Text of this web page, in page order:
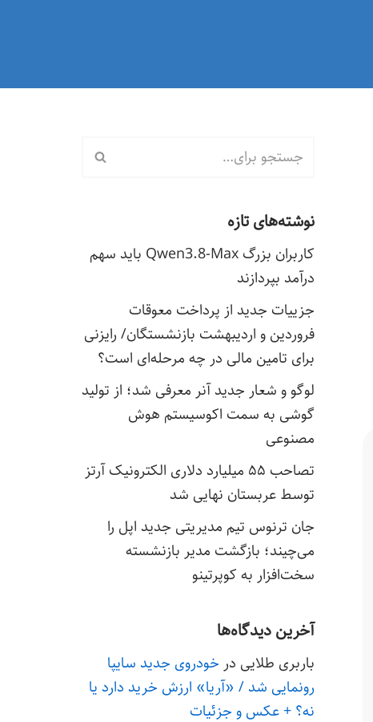
نوشته‌های تازه
کاربران بزرگ Qwen3.8-Max باید سهم
درآمد بپردازند
جزییات جدید از پرداخت معوقات
فروردین و اردیبهشت بازنشستگان/ رایزنی
برای تامین مالی در چه مرحله‌ای است؟
لوگو و شعار جدید آنر معرفی شد؛ از تولید
گوشی به سمت اکوسیستم هوش
مصنوعی
تصاحب ۵۵ میلیارد دلاری الکترونیک آرتز
توسط عربستان نهایی شد
جان ترنوس تیم مدیریتی جدید اپل را
می‌چیند؛ بازگشت مدیر بازنشسته
سخت‌افزار به کوپرتینو
آخرین دیدگاه‌ها
باربری طلایی در خودروی جدید سایپا
رونمایی شد / «آریا» ارزش خرید دارد یا
نه؟ + عکس و جزئیات